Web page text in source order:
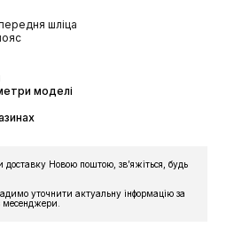
шліца
моделі
Новою поштою, звʼяжіться, будь
уточнити актуальну інформацію за
месенджери.